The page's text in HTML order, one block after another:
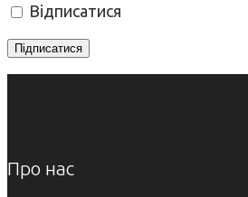
Відписатися
Про нас